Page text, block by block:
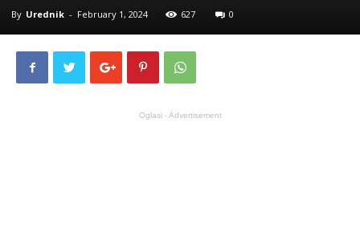
By Urednik - February 1, 2024 627 0
Oglasi - Advertisement